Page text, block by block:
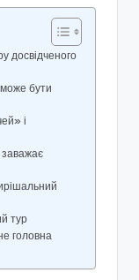
досвідченого
бути
і
тур
головна